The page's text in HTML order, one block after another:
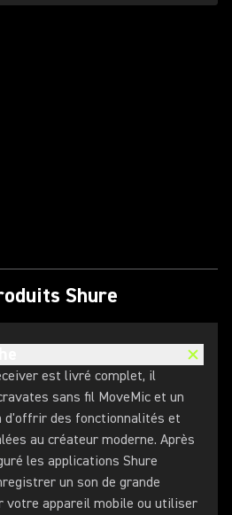
Shure
est livré complet, il
sans fil MoveMic et un
d'offrir des fonctionnalités et
au créateur moderne. Après
les applications Shure
un son de grande
votre appareil mobile ou utiliser